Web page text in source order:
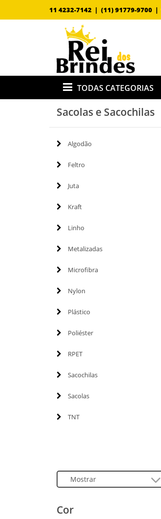
11 4232-7142 | (11) 91779-9700 |
TODAS CATEGORIAS
Sacolas e Sacochilas
Algodão
Feltro
Juta
Kraft
Linho
Metalizadas
Microfibra
Nylon
Plástico
Poliéster
RPET
Sacochilas
Sacolas
TNT
Cor